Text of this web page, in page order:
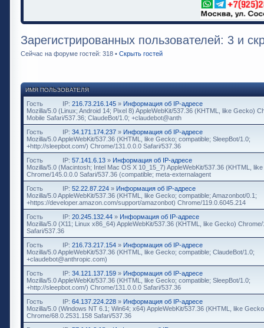
Зарегистрированных пользователей: 3 и
Сейчас на форуме гостей: 318 • Скрыть гостей
ИМЯ ПОЛЬЗОВАТЕЛЯ
Гость IP: 216.73.216.145 » Информация об IP-адресе
Mozilla/5.0 (Linux; Android 14; Pixel 8) AppleWebKit/537.36 (KHTML, like Gecko)
Mobile Safari/537.36; ClaudeBot/1.0; +claudebot@anth
Гость
IP: 34.171.174.237 » Информация об IP-адресе
Mozilla/5.0 AppleWebKit/537.36 (KHTML, like Gecko; compatible; SleepBot/1.0;
+http://sleepbot.com/) Chrome/131.0.0.0 Safari/537.36
Гость
IP: 57.141.6.13 » Информация об IP-адресе
Mozilla/5.0 (Macintosh; Intel Mac OS X 10_15_7) AppleWebKit/537.36 (KHTML,
Chrome/145.0.0.0 Safari/537.36 (compatible; meta-externalagent
Гость
IP: 52.22.87.224 » Информация об IP-адресе
Mozilla/5.0 AppleWebKit/537.36 (KHTML, like Gecko; compatible; Amazonbot/0.1;
+https://developer.amazon.com/support/amazonbot) Chrome/119.0.6045.214
Гость
IP: 20.245.132.44 » Информация об IP-адресе
Mozilla/5.0 (X11; Linux x86_64) AppleWebKit/537.36 (KHTML, like Gecko)
Safari/537.36
Гость
IP: 216.73.217.154 » Информация об IP-адресе
Mozilla/5.0 AppleWebKit/537.36 (KHTML, like Gecko; compatible; ClaudeBot/1.0;
+claudebot@anthropic.com)
Гость
IP: 34.121.137.159 » Информация об IP-адресе
Mozilla/5.0 AppleWebKit/537.36 (KHTML, like Gecko; compatible; SleepBot/1.0;
+http://sleepbot.com/) Chrome/131.0.0.0 Safari/537.36
Гость
IP: 64.137.224.228 » Информация об IP-адресе
Mozilla/5.0 (Windows NT 6.1; Win64; x64) AppleWebKit/537.36 (KHTML, like
Chrome/68.0.2531.158 Safari/537.36